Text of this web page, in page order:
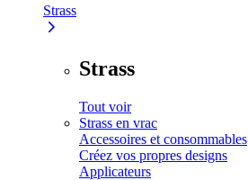
Strass
Strass
Tout voir
Strass en vrac
Accessoires et consommables
Créez vos propres designs
Applicateurs